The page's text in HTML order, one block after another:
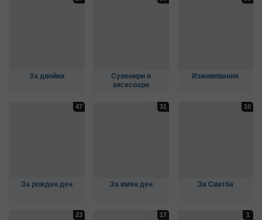
За двойки
Сувенири и
аксесоари
Изживявания
За рожден ден За имен ден За Сватба